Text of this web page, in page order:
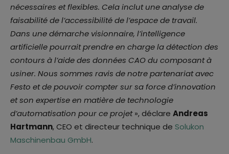
nécessaires et flexibles. Cela inclut une analyse de
faisabilité de l’accessibilité de l’espace de travail.
Dans une démarche visionnaire, l’intelligence
artificielle pourrait prendre en charge la détection des
contours à l’aide des données CAO du composant à
usiner. Nous sommes ravis de notre partenariat avec
Festo et de pouvoir compter sur sa force d’innovation
et son expertise en matière de technologie
d’automatisation pour ce projet», déclare Andreas
Hartmann, CEO et directeur technique de Solukon
Maschinenbau GmbH.